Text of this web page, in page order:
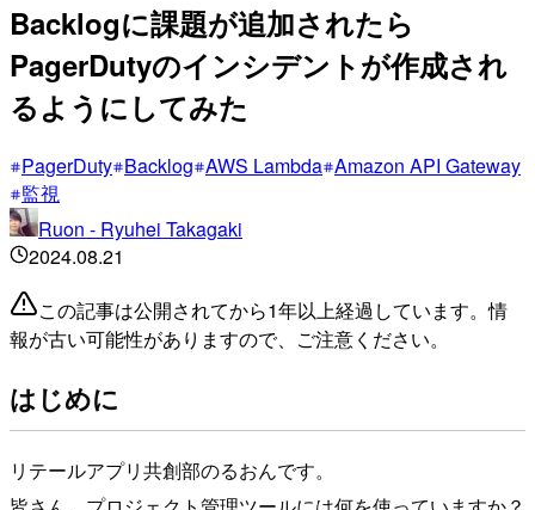
Backlogに課題が追加されたら
PagerDutyのインシデントが作成され
るようにしてみた
PagerDuty Backlog AWS Lambda Amazon API Gateway
監視
Ruon - Ryuhei Takagaki
2024.08.21
この記事は公開されてから1年以上経過しています。情
報が古い可能性がありますので、ご注意ください。
はじめに
リテールアプリ共創部のるおんです。